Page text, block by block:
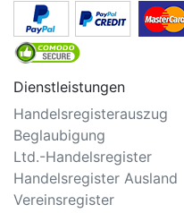
Dienstleistungen
Handelsregisterauszug
Beglaubigung
Ltd.-Handelsregister
Handelsregister Ausland
Vereinsregister